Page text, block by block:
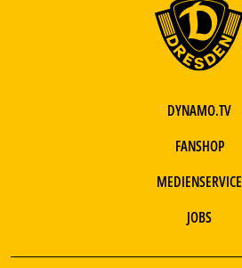
DYNAMO.TV
FANSHOP
MEDIENSERVICE
JOBS